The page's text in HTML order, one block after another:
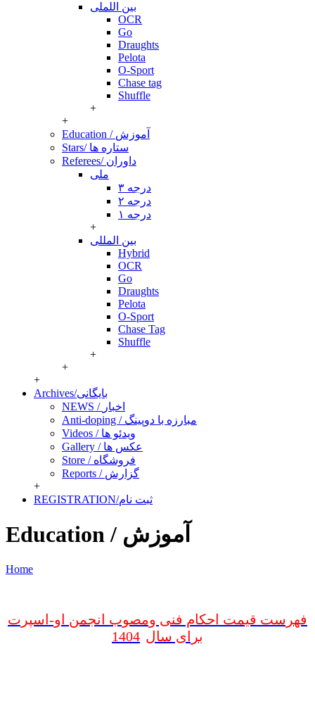
بین اللملی
OCR
Go
Draughts
Pelota
O-Sport
Chase tag
Shuffle
+
+
Education / آموزش
Stars/ ستاره ها
Referees/ داوران
ملی
درجه ۳
درجه ۲
درجه ۱
+
بین المللی
Hybrid
OCR
Go
Draughts
Pelota
O-Sport
Chase Tag
Shuffle
+
+
+
Archives/بایگانی
NEWS / اخبار
Anti-doping / مبارزه با دوپینگ
Videos / ویدئو ها
Gallery / عکس ها
Store / فروشگاه
Reports / گزارش
+
REGISTRATION/ثبت نام
Education / آموزش
Home
فهرست قیمت احکام فنی ومصوب انجمن او-اسپرت
برای سال 1404